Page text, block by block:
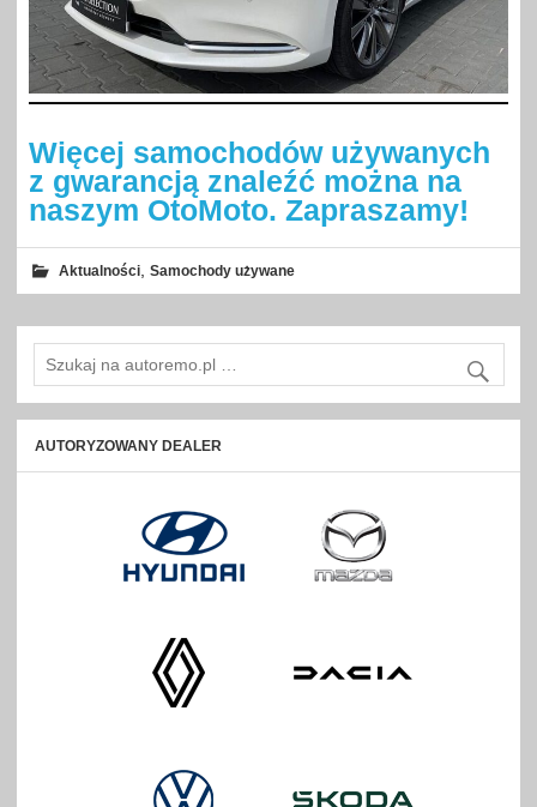
Więcej samochodów używanych
z gwarancją znaleźć można na
naszym OtoMoto. Zapraszamy!
Aktualności ,Samochody używane
AUTORYZOWANY DEALER